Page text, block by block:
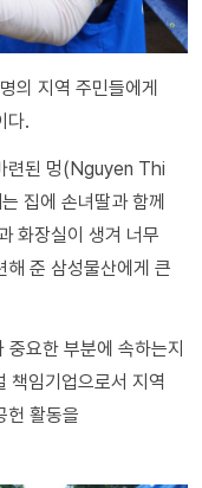
의 지역 주민들에게
다.
련된 멍(Nguyen Thi
집에 손녀딸과 함께
화장실이 생겨 너무
해 준 삼성물산에게 큰
중요한 부분에 속하는지
책임기업으로서 지역
헌 활동을